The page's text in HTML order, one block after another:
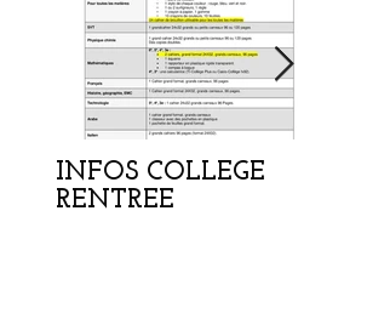
INFOS COLLEGE
RENTREE